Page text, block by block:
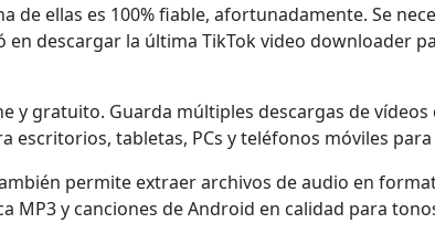
de ellas es 100% fiable, afortunadamente. Se
descargar la última TikTok video downloader
y gratuito. Guarda múltiples descargas de vídeos
tabletas, PCs y teléfonos móviles
permite extraer archivos de audio en
MP3 y canciones de Android en calidad para